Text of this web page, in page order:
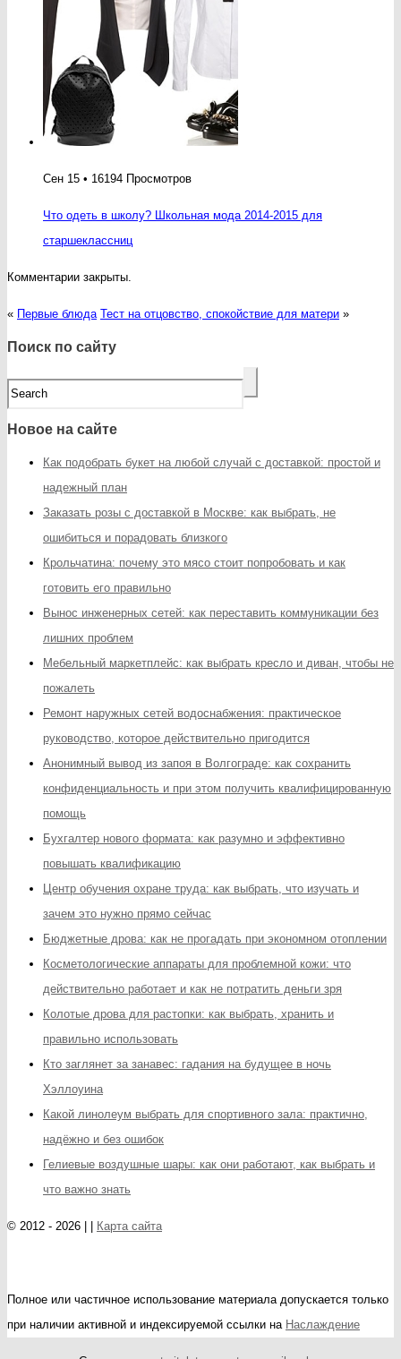
Сен 15 • 16194 Просмотров
Что одеть в школу? Школьная мода 2014-2015 для
старшеклассниц
Комментарии закрыты.
« Первые блюда Тест на отцовство, спокойствие для матери »
Поиск по сайту
Новое на сайте
Как подобрать букет на любой случай с доставкой: простой и
надежный план
Заказать розы с доставкой в Москве: как выбрать, не
ошибиться и порадовать близкого
Крольчатина: почему это мясо стоит попробовать и как
готовить его правильно
Вынос инженерных сетей: как переставить коммуникации без
лишних проблем
Мебельный маркетплейс: как выбрать кресло и диван, чтобы не
пожалеть
Ремонт наружных сетей водоснабжения: практическое
руководство, которое действительно пригодится
Анонимный вывод из запоя в Волгограде: как сохранить
конфиденциальность и при этом получить квалифицированную
помощь
Бухгалтер нового формата: как разумно и эффективно
повышать квалификацию
Центр обучения охране труда: как выбрать, что изучать и
зачем это нужно прямо сейчас
Бюджетные дрова: как не прогадать при экономном отоплении
Косметологические аппараты для проблемной кожи: что
действительно работает и как не потратить деньги зря
Колотые дрова для растопки: как выбрать, хранить и
правильно использовать
Кто заглянет за занавес: гадания на будущее в ночь
Хэллоуина
Какой линолеум выбрать для спортивного зала: практично,
надёжно и без ошибок
Гелиевые воздушные шары: как они работают, как выбрать и
что важно знать
© 2012 - 2026 | | Карта сайта
Полное или частичное использование материала допускается только
при наличии активной и индексируемой ссылки на Наслаждение